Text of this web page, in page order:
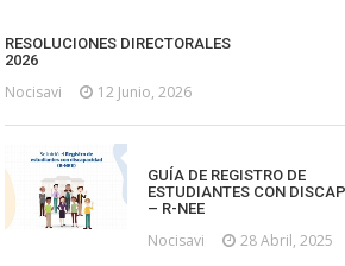
RESOLUCIONES DIRECTORALES
2026
Nocisavi 12 Junio, 2026
GUÍA DE REGISTRO DE
ESTUDIANTES CON
– R-NEE
Nocisavi 28 Abril, 2025